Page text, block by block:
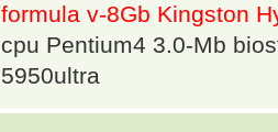
formula v-8Gb Kingston
cpu Pentium4 3.0-Mb
5950ultra